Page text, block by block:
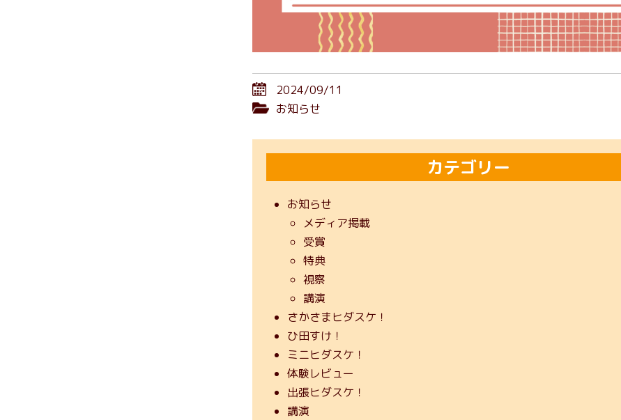
2024/09/11
お知らせ
カテゴリー
お知らせ
メディア掲載
受賞
特典
視察
講演
さかさまヒダスケ！
ひ田すけ！
ミニヒダスケ！
体験レビュー
出張ヒダスケ！
講演